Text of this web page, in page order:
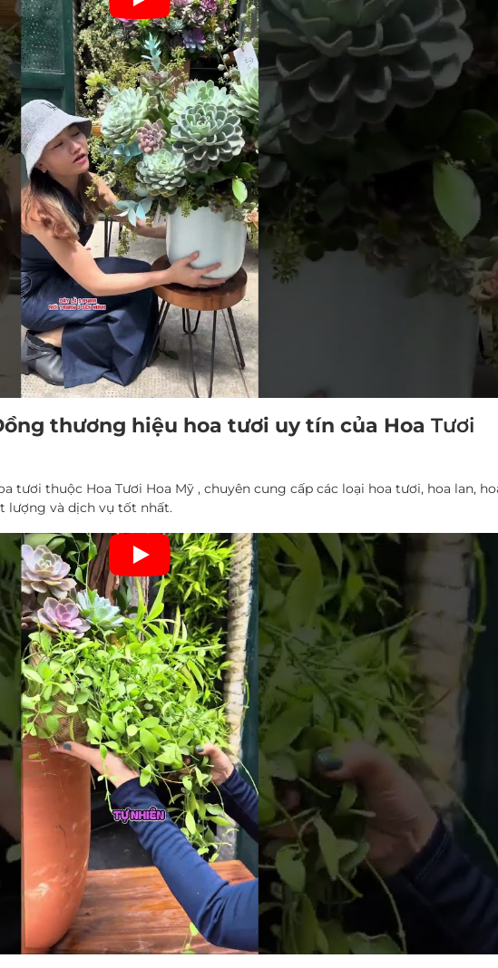
thương hiệu hoa tươi uy tín của Hoa Tươi
tươi thuộc Hoa Tươi Hoa Mỹ , chuyên cung cấp các loại hoa tươi, hoa lan,
lượng và dịch vụ tốt nhất.